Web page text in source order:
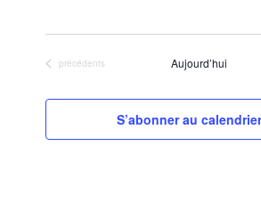
Évènements
précédents Aujourd’hui
S’abonner au